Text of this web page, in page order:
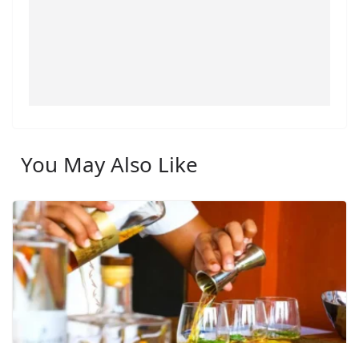
You May Also Like